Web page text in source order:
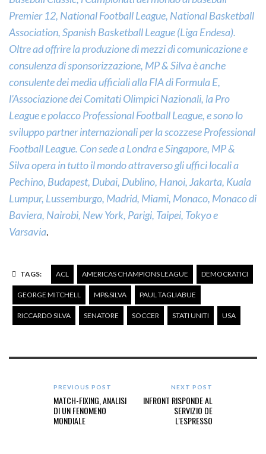
Premier 12, National Football League, National Basketball
Association, Spanish Basketball League (Liga Endesa).
Oltre ad offrire la produzione di mezzi di comunicazione e
consulenza di sponsorizzazione, MP & Silva è anche
consulente dei media ufficiali alla FIA di Formula E,
l’Associazione dei Comitati Olimpici Nazionali, la Pro
League e polacco Professional Football League, e sono lo
sviluppo partner internazionali per la scozzese Professional
Football League. Con sede a Londra e Singapore, MP &
Silva opera in tutto il mondo attraverso gli uffici locali a
Pechino, Budapest, Dubai, Dublino, Hanoi, Jakarta, Kuala
Lumpur, Lussemburgo, Madrid, Miami, Monaco, Monaco di
Baviera, Nairobi, New York, Parigi, Taipei, Tokyo e
Varsavia.
TAGS: ACL AMERICAS CHAMPIONS LEAGUE DEMOCRATICI
GEORGE MITCHELL MP&SILVA PAUL TAGLIABUE
RICCARDO SILVA SENATORE SOCCER STATI UNITI USA
PREVIOUS POST
MATCH-FIXING, ANALISI
DI UN FENOMENO
MONDIALE
NEXT POST
INFRONT RISPONDE AL
SERVIZIO DE
L'ESPRESSO